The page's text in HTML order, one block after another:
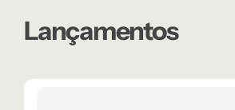
Lançamentos